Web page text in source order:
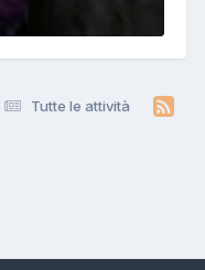
Tutte le attività